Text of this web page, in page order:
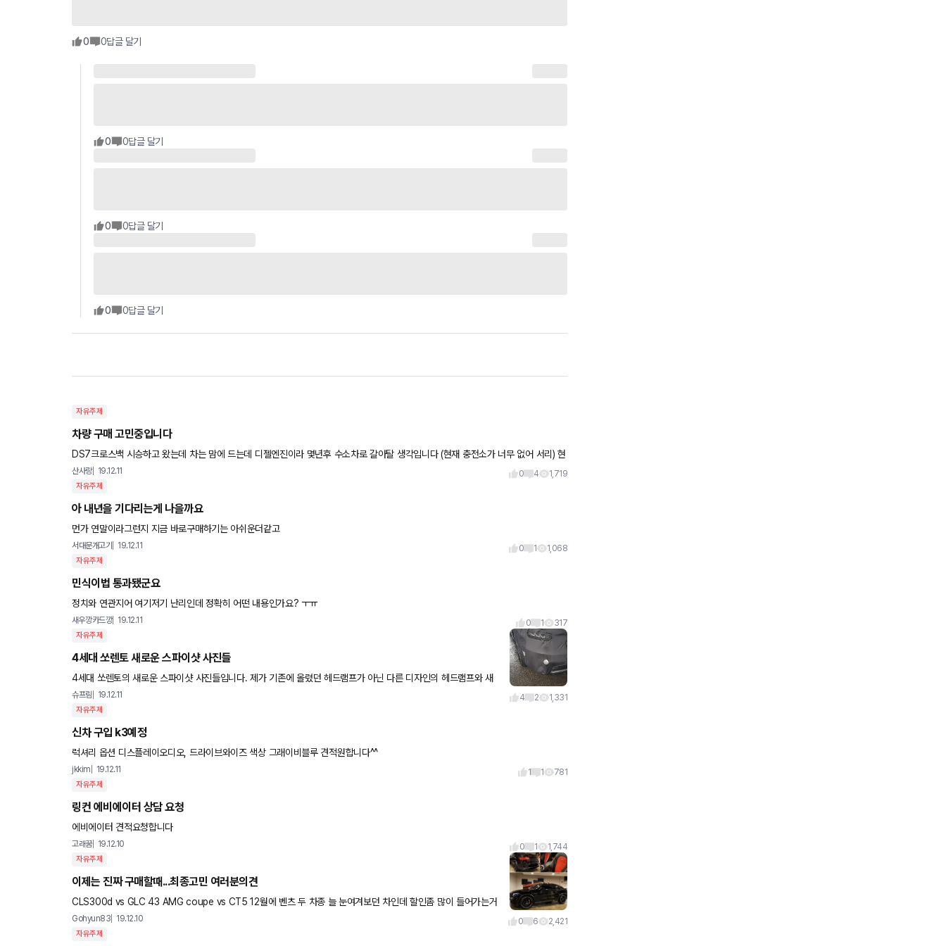
0 0답글 달기
0 0답글 달기
0 0답글 달기
0 0답글 달기
자유주제
차량 구매 고민중입니다
DS7크로스백 시승하고 왔는데 차는 맘에 드는데 디젤엔진이라 몇년후 수소차로 갈아탈 생각입니다 (현재 충전소가 너무 없어 서리) 현
재 연말까지 5년 10만km보증연장+소모품성지원 프로모션중 이럴경
산사랑 19.12.11 0 4 1,719
자유주제
아 내년을 기다리는게 나을까요
먼가 연말이라그런지 지금 바로구매하기는 아쉬운더같고
서대문개고기 19.12.11 0 1 1,068
자유주제
민식이법 통과됐군요
정치와 연관지어 여기저기 난리인데 정확히 어떤 내용인가요? ㅜㅠ
새우깡카드깡 19.12.11 0 1 317
자유주제
4세대 쏘렌토 새로운 스파이샷 사진들
4세대 쏘렌토의 새로운 스파이샷 사진들입니다. 제가 기존에 올렸던 헤드램프가 아닌 다른 디자인의 헤드램프와 새
슈프림 19.12.11 4 2 1,331
자유주제
신차 구입 k3예정
럭셔리 옵션 디스플레이오디오, 드라이브와이즈 색상 그래이비블루 견적원합니다^^
jkkim 19.12.11 1 1 781
자유주제
링컨 에비에이터 상담 요청
에비에이터 견적요청합니다
고래꿈 19.12.10 0 1 1,744
자유주제
이제는 진짜 구매할때...최종고민 여러분의견
CLS300d vs GLC 43 AMG coupe vs CT5 12월에 벤츠 두 차종 늘 눈여겨보던 차인데 할인좀 많이 들어가는거
같구 CLS는 뒷모습이 썩..suv를 타보고싶던 저는 GLC 저 차
Gohyun83 19.12.10 0 6 2,421
자유주제